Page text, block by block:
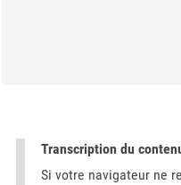
Transcription du
Si votre navigateur ne